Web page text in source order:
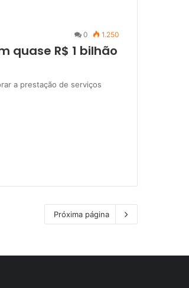
0 1.250
quase R$ 1 bilhão
a prestação de serviços
Próxima página